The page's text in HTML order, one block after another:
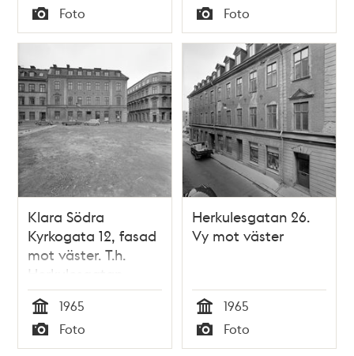
Tid
Typ
Foto
Clara vid Klara
Södra Kyrkogata 10
Tid
Typ
Foto
Klara Södra
Kyrkogata 12, fasad
mot väster. T.h.
Herkulesgatan
österut. I förgrunden
rivna kv. Fyrfotan
Större
Tid
1965
Typ
Foto
Herkulesgatan 26.
Vy mot väster
Tid
1965
Typ
Foto